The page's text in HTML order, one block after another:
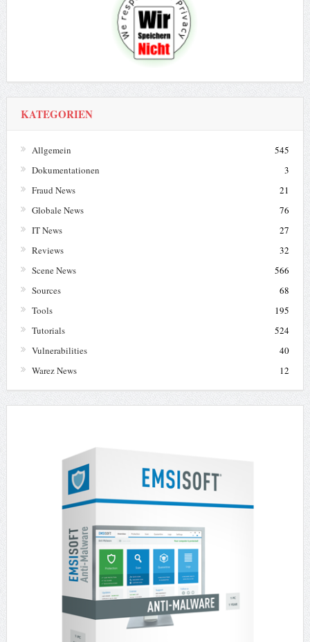
KATEGORIEN
Allgemein
545
Dokumentationen
3
Fraud News
21
Globale News
76
IT News
27
Reviews
32
Scene News
566
Sources
68
Tools
195
Tutorials
524
Vulnerabilities
40
Warez News
12